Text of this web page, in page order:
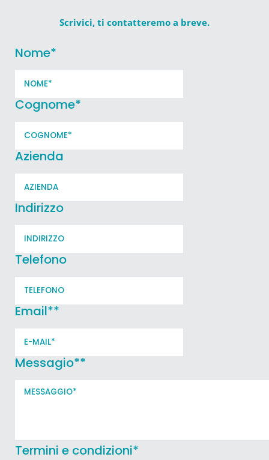
Scrivici, ti contatteremo a breve.
Nome*
Cognome*
Azienda
Indirizzo
Telefono
Email**
Messagio**
Termini e condizioni*